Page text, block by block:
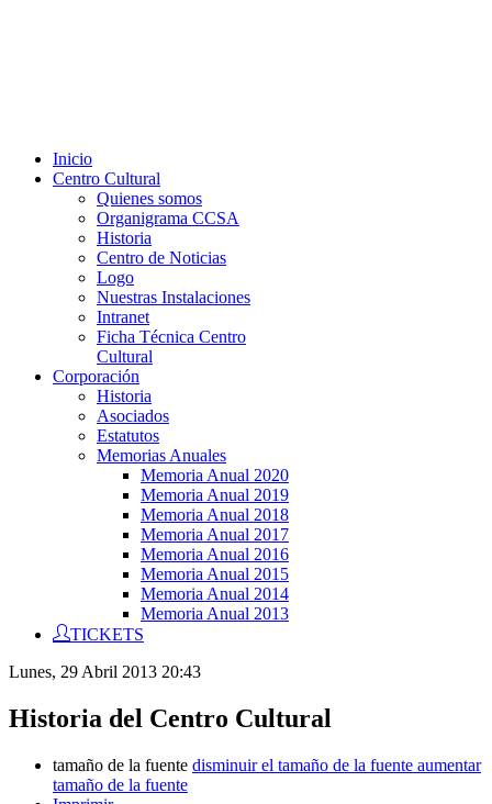
Inicio
Centro Cultural
Quienes somos
Organigrama CCSA
Historia
Centro de Noticias
Logo
Nuestras Instalaciones
Intranet
Ficha Técnica Centro
Cultural
Corporación
Historia
Asociados
Estatutos
Memorias Anuales
Memoria Anual 2020
Memoria Anual 2019
Memoria Anual 2018
Memoria Anual 2017
Memoria Anual 2016
Memoria Anual 2015
Memoria Anual 2014
Memoria Anual 2013
TICKETS
Lunes, 29 Abril 2013 20:43
Historia del Centro Cultural
tamaño de la fuente disminuir el tamaño de la fuente aumentar
tamaño de la fuente